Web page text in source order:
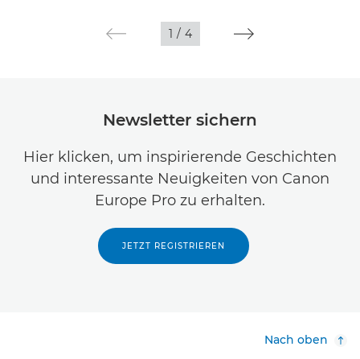
1 / 4
Newsletter sichern
Hier klicken, um inspirierende Geschichten
und interessante Neuigkeiten von Canon
Europe Pro zu erhalten.
JETZT REGISTRIEREN
Nach oben